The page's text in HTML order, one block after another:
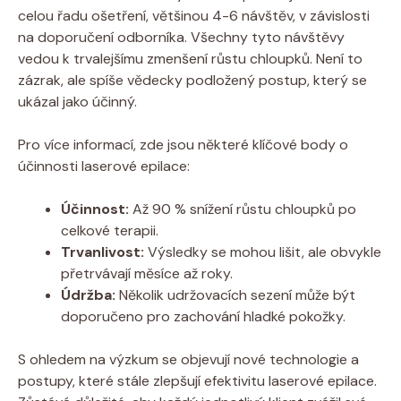
celou řadu ošetření, většinou 4-6 návštěv, v závislosti
na doporučení odborníka. Všechny tyto návštěvy
vedou k trvalejšímu zmenšení růstu chloupků. Není to
zázrak, ale spíše vědecky podložený postup, který se
ukázal jako účinný.
Pro více informací, zde jsou některé klíčové body o
účinnosti laserové epilace:
Účinnost: Až 90 % snížení růstu chloupků po
celkové terapii.
Trvanlivost: Výsledky se mohou lišit, ale obvykle
přetrvávají měsíce až roky.
Údržba: Několik udržovacích sezení může být
doporučeno pro zachování hladké pokožky.
S ohledem na výzkum se objevují nové technologie a
postupy, které stále zlepšují efektivitu laserové epilace.